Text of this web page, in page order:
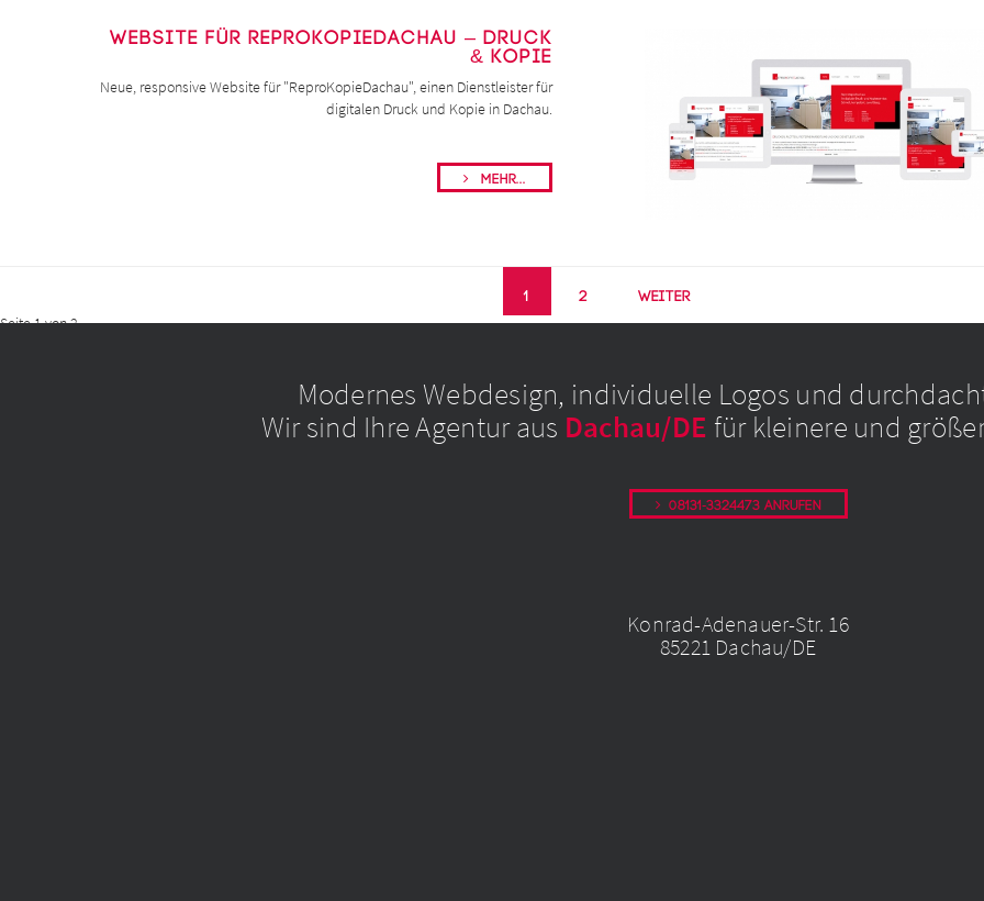
Website für ReproKopieDachau – Druck
& Kopie
Neue, responsive Website für "ReproKopieDachau", einen Dienstleister für
digitalen Druck und Kopie in Dachau.
Mehr...
1 2 Weiter
Seite 1 von 2
Modernes Webdesign, individuelle Logos und
Wir sind Ihre Agentur aus Dachau/DE für kleinere und
08131-3324473 anrufen
Konrad-Adenauer-Str. 16
85221 Dachau/DE